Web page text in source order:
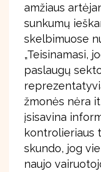
amžiaus
sunkumų
skelbimuose
„Teisinamasi,
paslaugų
žmonės nėra
įsisavina
kontrolieriaus
skundo, jog
naujo